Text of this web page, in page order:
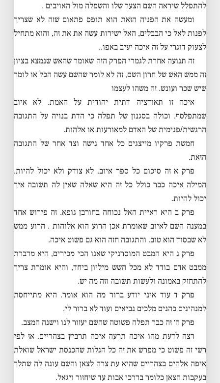
להתפלל שיראה השם הצער שלו והשפלה מול האויבים .
ומעשה את הפניה הזאת הוא תופס פתאום שזה לא שצריך
לפנות לאל כי הבבלים, האל ישירות עשה את את זה, והוא מתחיל
לצעוק דוגרי על זה איכה יעיב באפו..
זה תנועה אחרת לגמרי הפרק הזה שאומר שהאש שנמצא בציון
זה ממש האש של חרון השם, זה לא לומר שהשם עשה הכל או לומר
שיש שכר ועונש. זה משהו לעצמו
איכה זו תאודציה דתית יהודית על האמת. לא איוב
שמתפלסף. וכולה בסגנון של תפלה כי הדת בנויה על התגובה
הרגשית/פנימית של האדם למאורעות או אלהות.
חמשת פרקיו מייצגים כל אחד גישה וצד אחר של התגובה
הזאת.
פרק א זה סיכום כל ספר איוב. לא צודק ולא יכול להיות.
המילה איכה כבר כולל כל זה היא שאלה שאין לה תשובה איך
יכול להיות.
פרק ב היא ראיית האל נכוחה בחורבן גופא. זה פירוש אחד
במענה השם לאיוב שאומרת אכן הרוע הוא אלוהות . הרוע ממש
לא שבסוד הוא טוב. והתגובה חזה הוא גם פשוט איכה.
פרק ג היא המבט המוסרניקי שאנו הכי מכירים, היא מדברת
ממבט אדם בודד לא מכל השש מיליון ביחד, והיא אומרת צריך
להתחזק באמונה ולעשות תשובה וזה מה יש.
פרק ד עוד איני יודע ברור מה הוא אומר. היא מתייחסת
למנהיגים כהנים מלכים נביאים ועוד לא ברור לי.
פרק ה׳ זה כבר תפלה פשוטה שהשם יעזור לנו וישנה המצב.
רצה לדעת מהו איכה תרעה איכה תרביץ בצהריים. אז לפי
רשי זה פשוט כי מפרש את זה כל הגלות שהכנסת ישראל שואלת
איפה אלהים בצהריים שהיא עת צרה לצאן והשם עונה לה שתלך
בעקבות הצאן כלומר בדרכי אבות עד שיחזור ויגאל.